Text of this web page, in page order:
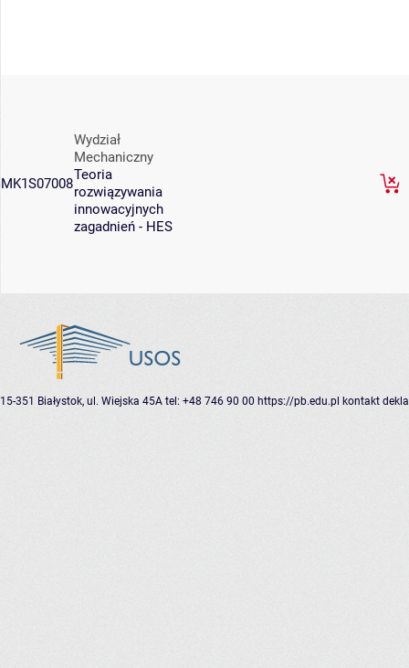
MK1S07008
Wydział
Mechaniczny
Teoria
rozwiązywania
innowacyjnych
zagadnień - HES
15-351 Białystok, ul. Wiejska 45A tel: +48 746 90 00 https://pb.edu.pl kontakt